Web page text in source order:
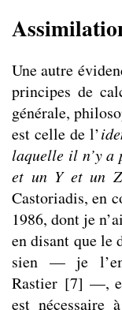
Une autre
principes de
générale,
est celle de l’
laquelle il n’y a
et un Y et un
Castoriadis, en
1986, dont je
en disant que le
sien — je
Rastier [7] —,
est nécessaire